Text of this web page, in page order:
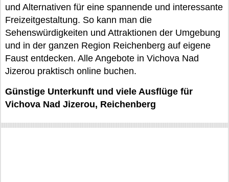
und Alternativen für eine spannende und interessante
Freizeitgestaltung. So kann man die
Sehenswürdigkeiten und Attraktionen der Umgebung
und in der ganzen Region Reichenberg auf eigene
Faust entdecken. Alle Angebote in Vichova Nad
Jizerou praktisch online buchen.
Günstige Unterkunft und viele Ausflüge für
Vichova Nad Jizerou, Reichenberg